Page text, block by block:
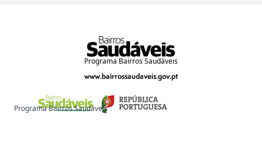
Programa Bairros Saudáveis
Programa Bairros Saudáveis
www.bairrossaudaveis.gov.pt